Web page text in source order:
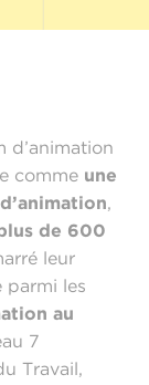
d’animation
comme une
,
de 600
leur
parmi les
au
7
Travail,